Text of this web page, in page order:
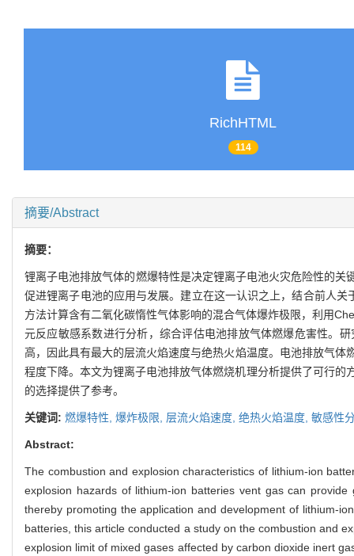
RichHTML
114
摘要/Abstract
摘要：
锂离子电池排放气体的燃爆特性是决定锂离子电池火灾危险性的
促进锂离子电池的应用与发展。建立在这一认识之上，结合前人
方法计算含有二氧化碳惰性气体影响的混合气体爆炸极限，利用
元反应敏感系数进行分析，综合评估电池排放气体燃爆危害性。
高，因此具有最大的层流火焰速度与绝热火焰温度。电池排放气
程度下降。本文为锂离子电池排放气体燃烧机理分析提供了可行
的选择提供了参考。
关键词: 燃爆特性, 爆炸极限, 层流火焰速度, 绝热火焰温度, 敏感性
Abstract:
The combustion and explosion characteristics of lithium-ion
explosion hazards of lithium-ion batteries vent gas can
thereby promoting the application and development of lithium-
batteries, this article conducted a study on the combustion and
explosion limit of mixed gases affected by carbon dioxide inert